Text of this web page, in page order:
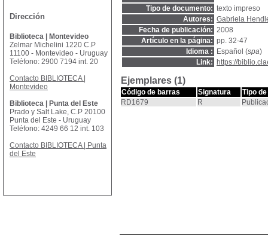
Tipo de documento: texto impreso
Autores: Gabriela
Fecha de publicación: 2008
Artículo en la página: pp. 32-47
Idioma :
Español (spa)
Link:
https://
Ejemplares (1)
Código de barras Signatura
Tipo
RD1679
R
Dirección
Biblioteca | Montevideo
Zelmar Michelini 1220 C.P
11100 - Montevideo - Uruguay
Teléfono: 2900 7194 int. 20
Contacto BIBLIOTECA |
Montevideo
Biblioteca | Punta del Este
Prado y Salt Lake, C.P 20100
Punta del Este - Uruguay
Teléfono: 4249 66 12 int. 103
Contacto BIBLIOTECA | Punta
del Este